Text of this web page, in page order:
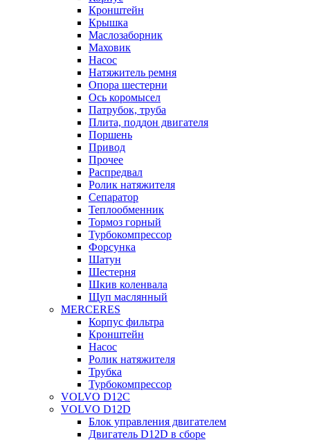
Кронштейн
Крышка
Маслозаборник
Маховик
Насос
Натяжитель ремня
Опора шестерни
Ось коромысел
Патрубок, труба
Плита, поддон двигателя
Поршень
Привод
Прочее
Распредвал
Ролик натяжителя
Сепаратор
Теплообменник
Тормоз горный
Турбокомпрессор
Форсунка
Шатун
Шестерня
Шкив коленвала
Щуп маслянный
MERCERES
Корпус фильтра
Кронштейн
Насос
Ролик натяжителя
Трубка
Турбокомпрессор
VOLVO D12C
VOLVO D12D
Блок управления двигателем
Двигатель D12D в сборе